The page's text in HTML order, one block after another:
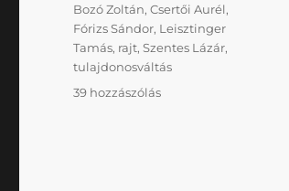
Címke
Bozó Zoltán,Csertői Aurél,
Fórizs Sándor, Leisztinger
Tamás, rajt,Szentes Lázár,
tulajdonosváltás
39 hozzászólásHetikispest